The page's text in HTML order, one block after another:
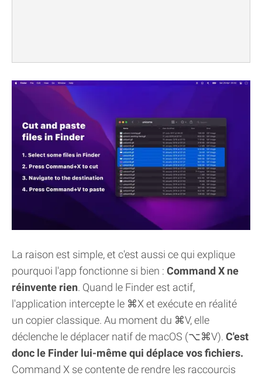
La raison est simple, et c'est aussi ce qui explique
pourquoi l'app fonctionne si bien : Command X ne
réinvente rien. Quand le Finder est actif,
l'application intercepte le ⌘X et exécute en réalité
un copier classique. Au moment du ⌘V, elle
déclenche le déplacer natif de macOS (⌥⌘V). C'est
donc le Finder lui-même qui déplace vos fichiers.
Command X se contente de rendre les raccourcis